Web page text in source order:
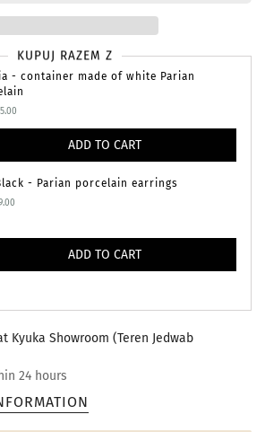
KUPUJ RAZEM Z
- container made of white Parian
ADD TO CART
- Parian porcelain earrings
ADD TO CART
Kyuka Showroom (Teren Jedwab
24 hours